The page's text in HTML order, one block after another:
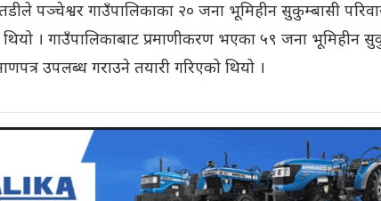
पञ्चेश्वर गाउँपालिकाका २० जना भूमिहीन सुकुम्बासी
थियो । गाउँपालिकाबाट प्रमाणीकरण भएका ५९ जना भूमिहीन
उपलब्ध गराउने तयारी गरिएको थियो ।